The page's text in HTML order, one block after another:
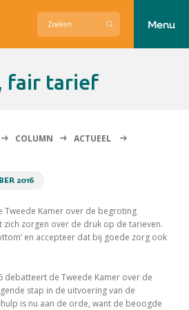
Menu
fair tarief
COLUMN
ACTUEEL
2016
Tweede Kamer over de begroting
zich zorgen over de druk op de tarieven.
en accepteer dat bij goede zorg ook
debatteert de Tweede Kamer over de
stap in de uitvoering van de
is nu aan de orde, want de beoogde